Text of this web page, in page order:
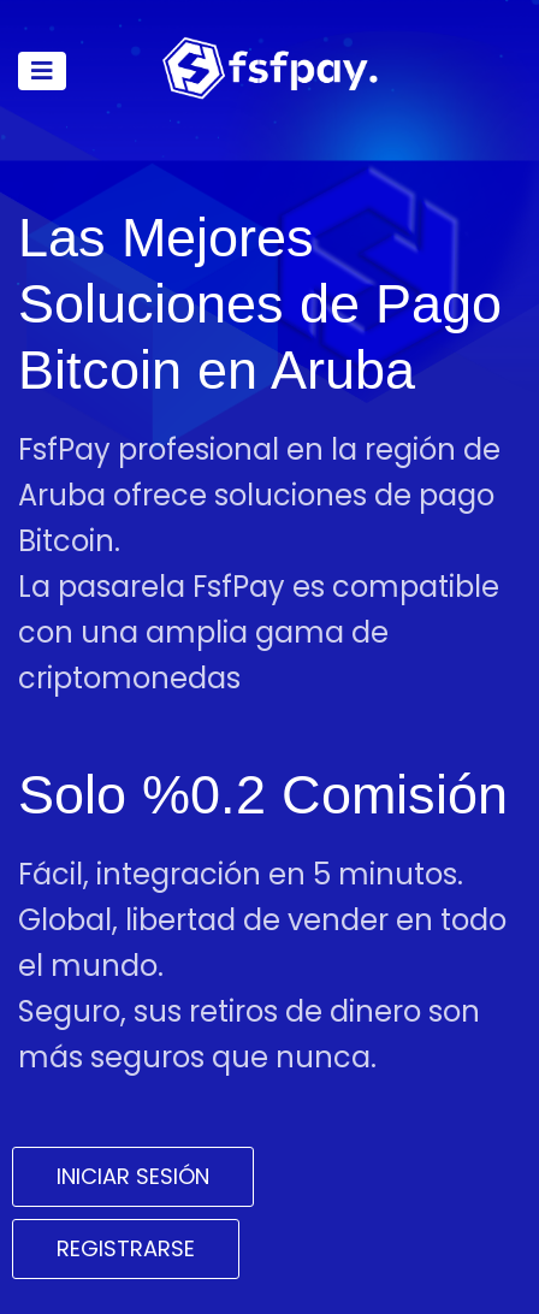
Las Mejores
Soluciones de Pago
Bitcoin en Aruba
FsfPay profesional en la región de
Aruba ofrece soluciones de pago
Bitcoin.
La pasarela FsfPay es compatible
con una amplia gama de
criptomonedas
Solo %0.2 Comisión
Fácil, integración en 5 minutos.
Global, libertad de vender en todo
el mundo.
Seguro, sus retiros de dinero son
más seguros que nunca.
INICIAR SESIÓN
REGISTRARSE